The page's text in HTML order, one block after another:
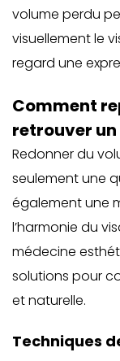
volume perdu
visuellement le
regard une
Comment
retrouver un
Redonner du
seulement une
également une
l’harmonie du
médecine
solutions pour
et naturelle.
Techniques